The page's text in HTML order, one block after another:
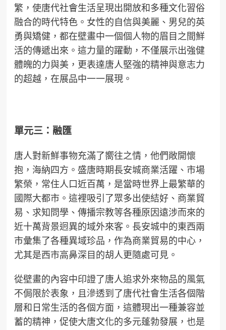
繁，使唐代社會生活呈現出開放和多種文化習俗
融合的時代特色。女性的自信與美麗、男兒的英
勇與矯健，都在壁畫中一個個人物的眉目之間鮮
活的傳遞出來。這力量的躍動，不僅展示出強健
體魄的力與美，更表達唐人堅強的精神與意志力
的超越，在展品中一一展現。
單元三：融匯
唐人對新鮮事物充滿了嚮往之情，他們敞開懷
抱，海納四方。盛唐時期長安城商業活躍、市場
繁榮，常住人口近百萬，是當時世界上最繁華的
國際大都市。這裡吸引了眾多出使結好、商業貿
易、求知問學、傳播宗教等各種原因遠涉而來的
近十萬背景迥異的域外來客。長安城中的東西兩
市彙集了各種異域珍品，作為商業貿易的中心，
尤其是西市高鼻深目的胡人更隨處可見。
從壁畫的內容中印證了唐人追求外來物品的風氣
不侷限於表象，且滲透到了唐代社會生活各個階
層和日常生活的各個方面，這體現出一種兼容並
蓄的精神，促使大唐文化的多元蓬勃發展，也是